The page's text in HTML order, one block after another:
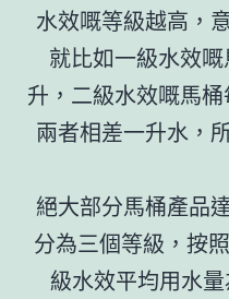
水效嘅等級越高，
就比如一級水效
升，二級水效嘅馬
兩者相差一升水，
絕大部分馬桶產品
分為三個等級，按
級水效平均用水